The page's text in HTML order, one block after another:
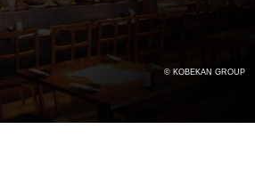
© KOBEKAN GROUP